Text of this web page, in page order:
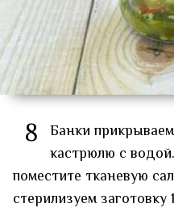
8 Банки
кастрюлю с
поместите тканевую
стерилизуем заготовку